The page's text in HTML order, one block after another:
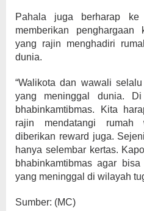
Pahala juga berharap ke
memberikan penghargaan
yang rajin menghadiri
dunia.
“Walikota dan wawali
yang meninggal dunia.
bhabinkamtibmas. Kita
rajin mendatangi rumah
diberikan reward juga.
hanya selembar kertas.
bhabinkamtibmas agar
yang meninggal di wilayah
Sumber: (MC)